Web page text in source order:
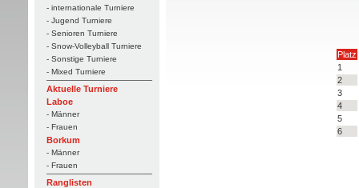
- internationale Turniere
- Jugend Turniere
- Senioren Turniere
- Snow-Volleyball Turniere
- Sonstige Turniere
- Mixed Turniere
Aktuelle Turniere
Laboe
- Männer
- Frauen
Borkum
- Männer
- Frauen
Ranglisten
Platz
1
2
3
4
5
6